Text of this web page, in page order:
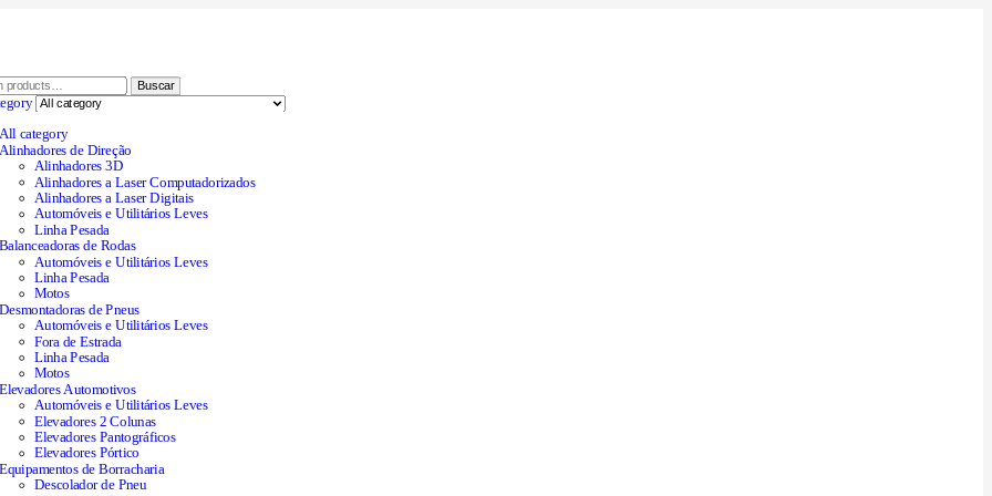
Buscar
All category
Alinhadores de Direção
Alinhadores 3D
Alinhadores a Laser Computadorizados
Alinhadores a Laser Digitais
Automóveis e Utilitários Leves
Linha Pesada
Balanceadoras de Rodas
Automóveis e Utilitários Leves
Linha Pesada
Motos
Desmontadoras de Pneus
Automóveis e Utilitários Leves
Fora de Estrada
Linha Pesada
Motos
Elevadores Automotivos
Automóveis e Utilitários Leves
Elevadores 2 Colunas
Elevadores Pantográficos
Elevadores Pórtico
Equipamentos de Borracharia
Descolador de Pneu